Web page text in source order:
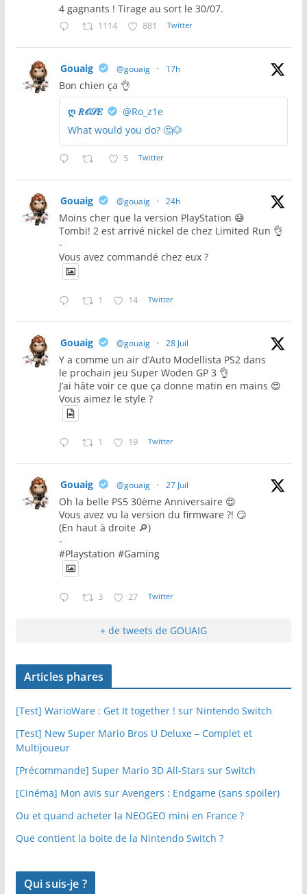
4 gagnants ! Tirage au sort le 30/07.
1114 881 Twitter
Gouaig @gouaig · 17h
Bon chien ça 👌
ღ 𝑅𝒪𝒮𝐸
@Ro_z1e
What would you do? 🤔🐶
5 Twitter
Gouaig @gouaig · 24h
Moins cher que la version PlayStation 😅
Tombi! 2 est arrivé nickel de chez Limited Run 👌
-
Vous avez commandé chez eux ?
1 14 Twitter
Gouaig @gouaig · 28 Juil
Y a comme un air d’Auto Modellista PS2 dans
le prochain jeu Super Woden GP 3 👌
J’ai hâte voir ce que ça donne matin en mains 😍
Vous aimez le style ?
1 19 Twitter
Gouaig @gouaig · 27 Juil
Oh la belle PS5 30ème Anniversaire 😍
Vous avez vu la version du firmware ?! 😏
(En haut à droite 🔎)
-
#Playstation #Gaming
3 27 Twitter
+ de tweets de GOUAIG
Articles phares
[Test] WarioWare : Get It together ! sur Nintendo Switch
[Test] New Super Mario Bros U Deluxe – Complet et
Multijoueur
[Précommande] Super Mario 3D All-Stars sur Switch
[Cinéma] Mon avis sur Avengers : Endgame (sans spoiler)
Ou et quand acheter la NEOGEO mini en France ?
Que contient la boite de la Nintendo Switch ?
Qui suis-je ?